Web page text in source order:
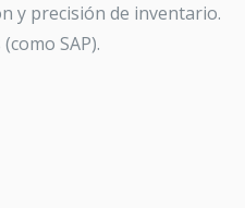
y precisión de inventario.
SAP).